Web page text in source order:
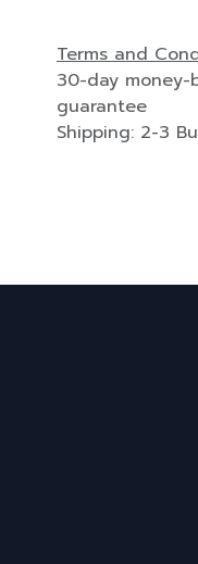
Terms and
30-day money-
guarantee
Shipping: 2-3